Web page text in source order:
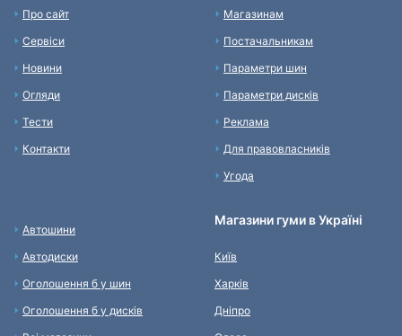
Про сайт
Сервіси
Новини
Огляди
Тести
Контакти
Магазинам
Постачальникам
Параметри шин
Параметри дисків
Реклама
Для правовласників
Угода
Автошини
Автодиски
Оголошення б у шин
Оголошення б у дисків
Магазини гуми в Україні
Київ
Харків
Дніпро